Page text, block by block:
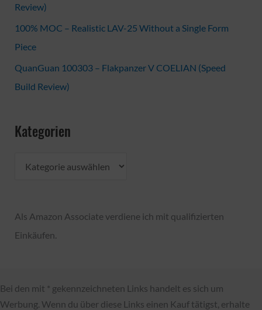
Review)
100% MOC – Realistic LAV-25 Without a Single Form
Piece
QuanGuan 100303 – Flakpanzer V COELIAN (Speed
Build Review)
Kategorien
e
g
i
Als Amazon Associate verdiene ich mit qualifizierten
Einkäufen.
Bei den mit * gekennzeichneten Links handelt es sich um
Werbung. Wenn du über diese Links einen Kauf tätigst, erhalte